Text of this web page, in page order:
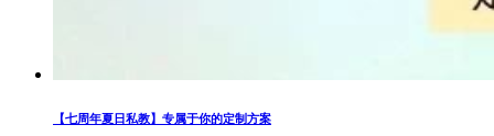
【七周年夏日私教】专属于你的定制方案